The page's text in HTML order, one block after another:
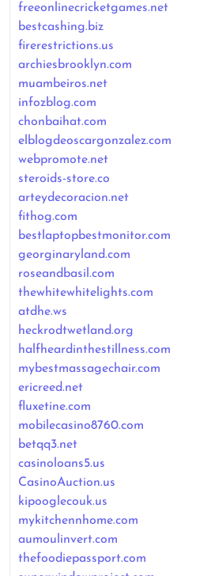
freeonlinecricketgames.net
bestcashing.biz
firerestrictions.us
archiesbrooklyn.com
muambeiros.net
infozblog.com
chonbaihat.com
elblogdeoscargonzalez.com
webpromote.net
steroids-store.co
arteydecoracion.net
fithog.com
bestlaptopbestmonitor.com
georginaryland.com
roseandbasil.com
thewhitewhitelights.com
atdhe.ws
heckrodtwetland.org
halfheardinthestillness.com
mybestmassagechair.com
ericreed.net
fluxetine.com
mobilecasino8760.com
betqq3.net
casinoloans5.us
CasinoAuction.us
kipooglecouk.us
mykitchennhome.com
aumoulinvert.com
thefoodiepassport.com